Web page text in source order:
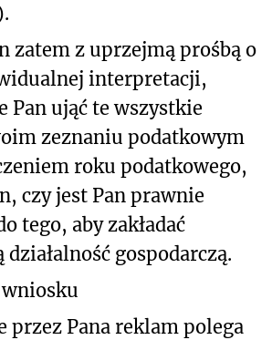
zatem z uprzejmą prośbą o
interpretacji,
Pan ująć te wszystkie
zeznaniu podatkowym
roku podatkowego,
czy jest Pan prawnie
tego, aby zakładać
działalność gospodarczą.
przez Pana reklam polega